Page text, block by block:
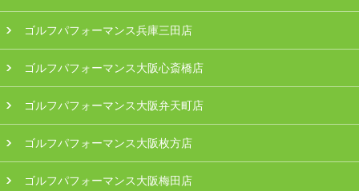
ゴルフパフォーマンス兵庫三田店
ゴルフパフォーマンス大阪心斎橋店
ゴルフパフォーマンス大阪弁天町店
ゴルフパフォーマンス大阪枚方店
ゴルフパフォーマンス大阪梅田店